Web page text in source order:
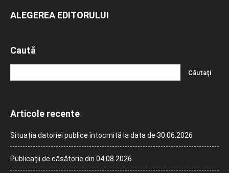
ALEGEREA EDITORULUI
Caută
Articole recente
Situația datoriei publice întocmită la data de 30.06.2026
Publicații de căsătorie din 04.08.2026